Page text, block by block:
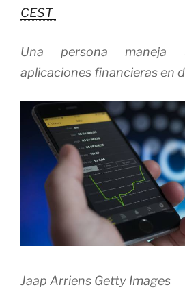
CEST
Una persona
aplicaciones financieras en
Jaap Arriens Getty Images